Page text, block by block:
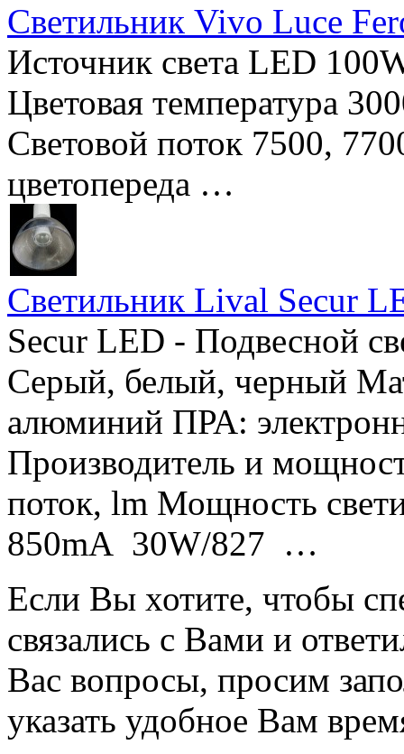
Светильник Vivo Luce
Источник света LED
Цветовая температура
Световой поток 7500,
цветопереда …
Светильник Lival Secur
Secur LED - Подвесной
Серый, белый, черный
алюминий ПРА:
Производитель и
поток, lm Мощность
850mA 30W/827 …
Если Вы хотите, чтобы
связались с Вами и
Вас вопросы, просим
указать удобное Вам